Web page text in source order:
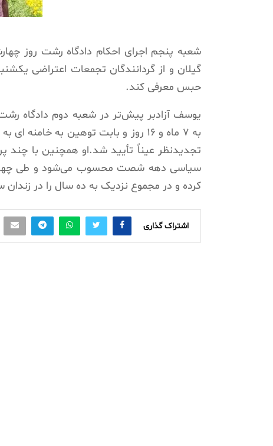
گیلان و از گردانندگان تجمعات اعتراضی
حبس معرفی کند.
یوسف آزادبر پیش‌تر در شعبه دوم دادگاه
تجدیدنظر عیناً تأیید شد.او همچنین با چند
سیاسی دهه شصت محسوب می‌شود و طی چهار
کرده و در مجموع نزدیک به ده سال را در
اشتراک گذاری